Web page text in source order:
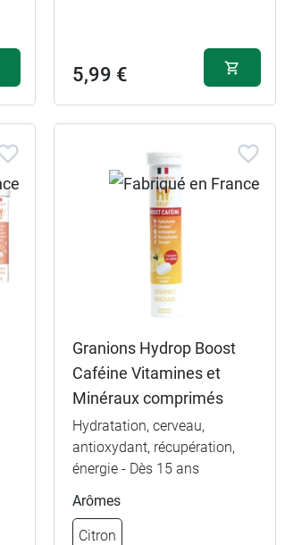
5,99 €
Granions Hydrop Boost
Caféine Vitamines et
Minéraux comprimés
Hydratation, cerveau,
antioxydant, récupération,
énergie - Dès 15 ans
Arômes
Citron